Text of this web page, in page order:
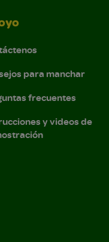
para manchar
frecuentes
y videos de